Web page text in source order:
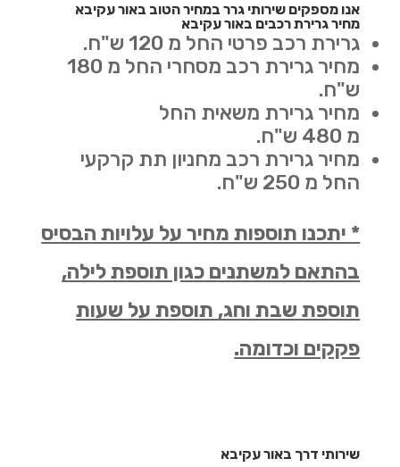
אנו מספקים שירותי גרר במחיר הטוב באור עקיבא
מחיר גרירת רכבים באור עקיבא
גרירת רכב פרטי החל מ 120 ש"ח.
מחיר גרירת רכב מסחרי החל מ 180
ש"ח.
מחיר גרירת משאית החל
מ 480 ש"ח.
מחיר גרירת רכב מחניון תת קרקעי
החל מ 250 ש"ח.
* יתכנו תוספות מחיר על עלויות הבסיס
בהתאם למשתנים כגון תוספת לילה,
תוספת שבת וחג, תוספת על שעות
פקקים וכדומה.
שירותי דרך באור עקיבא